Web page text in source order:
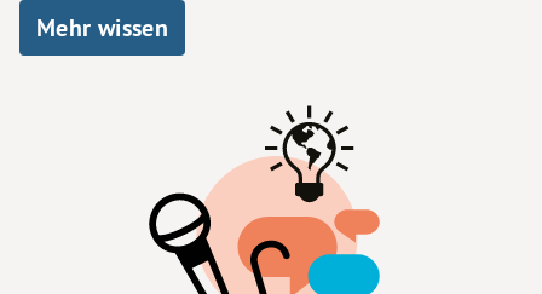
Mehr wissen